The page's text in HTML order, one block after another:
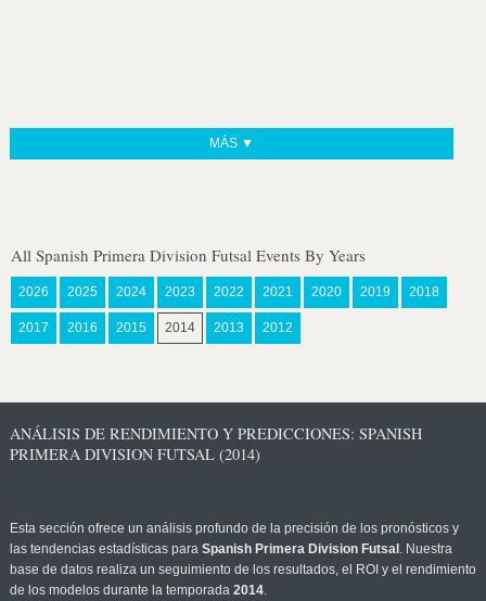
MÁS ▼
All Spanish Primera Division Futsal Events By Years
2026 2025 2024 2023 2022 2021 2020 2019 2018
2017 2016 2015 2014 2013 2012
ANÁLISIS DE RENDIMIENTO Y PREDICCIONES: SPANISH
PRIMERA DIVISION FUTSAL (2014)
Esta sección ofrece un análisis profundo de la precisión de los pronósticos y
las tendencias estadísticas para Spanish Primera Division Futsal . Nuestra
base de datos realiza un seguimiento de los resultados, el ROI y el rendimiento
de los modelos durante la temporada 2014.